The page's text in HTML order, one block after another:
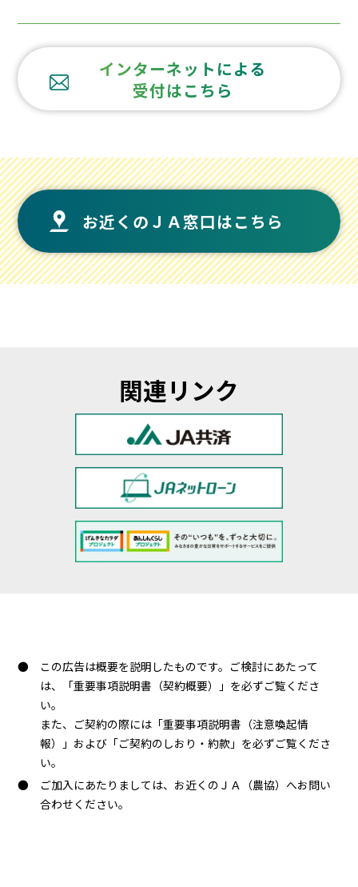
インターネットによる
受付はこちら
お近くのＪＡ窓口はこちら
関連リンク
この広告は概要を説明したものです。ご検討にあたって
は、「重要事項説明書（契約概要）」を必ずご覧くださ
い。
また、ご契約の際には「重要事項説明書（注意喚起情
報）」および「ご契約のしおり・約款」を必ずご覧くださ
い。
ご加入にあたりましては、お近くのＪＡ（農協）へお問い
合わせください。